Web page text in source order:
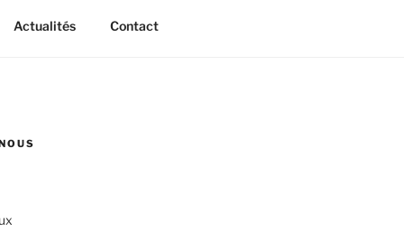
Actualités Contact